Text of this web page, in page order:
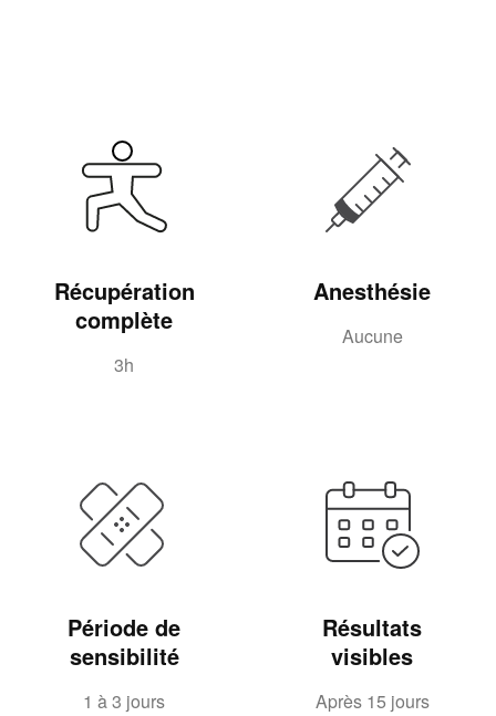
Récupération
complète
3h
Anesthésie
Aucune
Période de
sensibilité
1 à 3 jours
Résultats
visibles
Après 15 jours